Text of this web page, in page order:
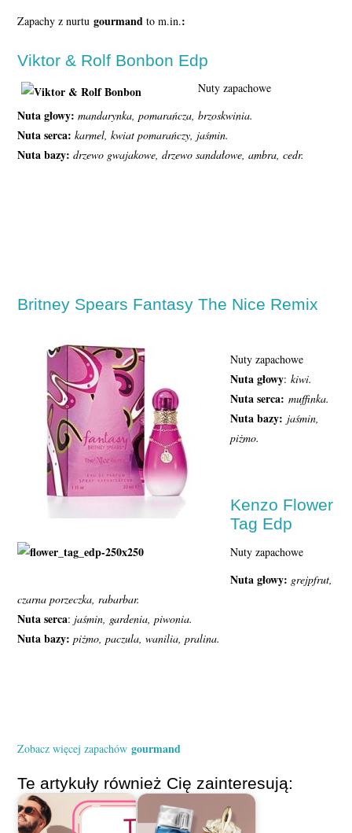
Zapachy z nurtugourmandto m.in.:
Viktor & Rolf Bonbon Edp
Nuty zapachowe
Nuta głowy: mandarynka, pomarańcza, brzoskwinia.
Nuta serca: karmel, kwiat pomarańczy, jaśmin.
Nuta bazy: drzewo gwajakowe, drzewo sandałowe, ambra, cedr.
Britney Spears Fantasy The Nice Remix
Nuty zapachowe
Nuta głowy:kiwi.
Nuta serca: muffinka.
Nuta bazy: jaśmin,
piżmo.
Kenzo Flower
Tag Edp
Nuty zapachowe
Nuta głowy: grejpfrut,
czarna porzeczka, rabarbar.
Nuta serca: jaśmin, gardenia, piwonia.
Nuta bazy: piżmo, paczula, wanilia, pralina.
Zobacz więcej zapachówgourmand
Te artykuły również Cię zainteresują: